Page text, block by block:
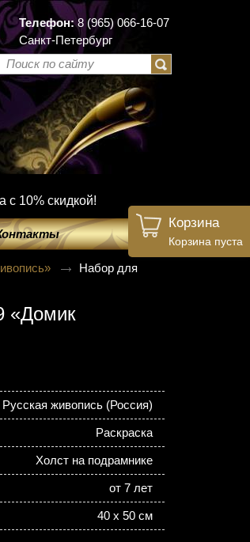
Телефон:8 (965) 066-16-07
Санкт-Петербург
с 10% скидкой!
Корзина
Корзина пуста
Набор для
«Домик
Русская живопись (Россия)
Раскраска
Холст на подрамнике
от 7 лет
40 х 50 см